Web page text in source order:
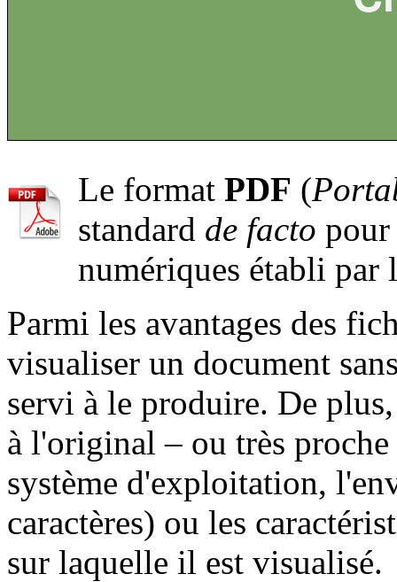
Le format PDF (
standard de facto pour
numériques établi par
Parmi les avantages des
visualiser un document
servi à le produire. De
à l'original – ou très
système d'exploitation,
caractères) ou les
sur laquelle il est visualisé.